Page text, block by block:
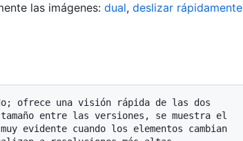
las imágenes: dual, deslizar rápidamente
entre las versiones, se muestra el
evidente cuando los elementos cambian